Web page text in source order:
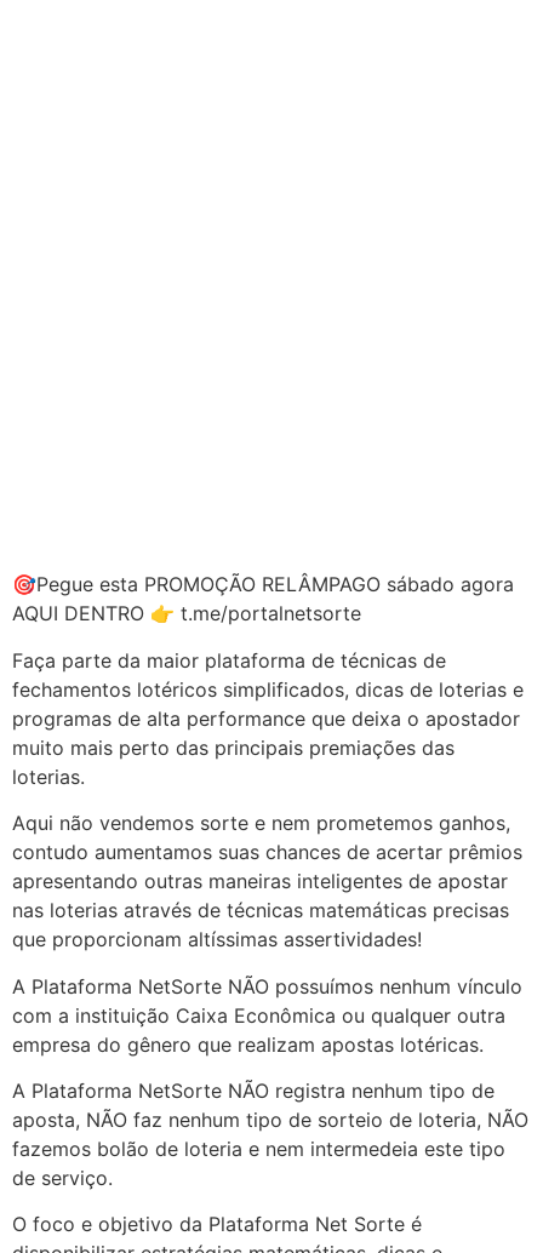
🎯Pegue esta PROMOÇÃO RELÂMPAGO sábado agora
AQUI DENTRO 👉 t.me/portalnetsorte
Faça parte da maior plataforma de técnicas de
fechamentos lotéricos simplificados, dicas de loterias e
programas de alta performance que deixa o apostador
muito mais perto das principais premiações das
loterias.
Aqui não vendemos sorte e nem prometemos ganhos,
contudo aumentamos suas chances de acertar prêmios
apresentando outras maneiras inteligentes de apostar
nas loterias através de técnicas matemáticas precisas
que proporcionam altíssimas assertividades!
A Plataforma NetSorte NÃO possuímos nenhum vínculo
com a instituição Caixa Econômica ou qualquer outra
empresa do gênero que realizam apostas lotéricas.
A Plataforma NetSorte NÃO registra nenhum tipo de
aposta, NÃO faz nenhum tipo de sorteio de loteria, NÃO
fazemos bolão de loteria e nem intermedeia este tipo
de serviço.
O foco e objetivo da Plataforma Net Sorte é